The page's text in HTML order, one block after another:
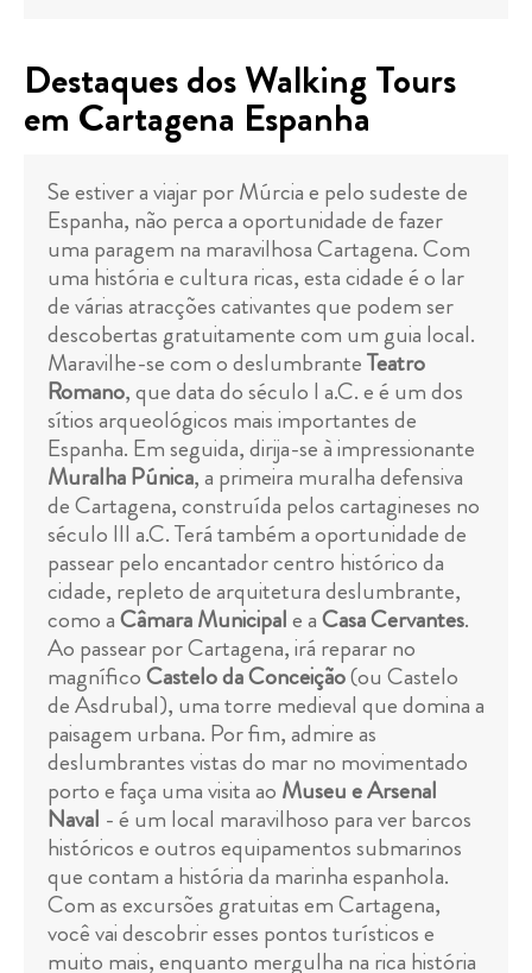
Destaques dos Walking Tours
em Cartagena Espanha
Se estiver a viajar por Múrcia e pelo sudeste de
Espanha, não perca a oportunidade de fazer
uma paragem na maravilhosa Cartagena. Com
uma história e cultura ricas, esta cidade é o lar
de várias atracções cativantes que podem ser
descobertas gratuitamente com um guia local.
Maravilhe-se com o deslumbranteTeatro
Romano, que data do século I a.C. e é um dos
sítios arqueológicos mais importantes de
Espanha. Em seguida, dirija-se à impressionante
Muralha Púnica, a primeira muralha defensiva
de Cartagena, construída pelos cartagineses no
século III a.C. Terá também a oportunidade de
passear pelo encantador centro histórico da
cidade, repleto de arquitetura deslumbrante,
como aCâmara Municipale aCasa Cervantes.
Ao passear por Cartagena, irá reparar no
magníficoCastelo da Conceição(ou Castelo
de Asdrubal), uma torre medieval que domina a
paisagem urbana. Por fim, admire as
deslumbrantes vistas do mar no movimentado
porto e faça uma visita ao Museu e Arsenal
Naval - é um local maravilhoso para ver barcos
históricos e outros equipamentos submarinos
que contam a história da marinha espanhola.
Com as excursões gratuitas em Cartagena,
você vai descobrir esses pontos turísticos e
muito mais, enquanto mergulha na rica história